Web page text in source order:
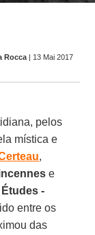
Rocca | 13 Mai 2017
pelos
mística e
,
e
-
entre os
das